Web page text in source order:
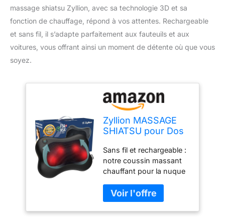
massage shiatsu Zyllion, avec sa technologie 3D et sa
fonction de chauffage, répond à vos attentes. Rechargeable
et sans fil, il s’adapte parfaitement aux fauteuils et aux
voitures, vous offrant ainsi un moment de détente où que vous
soyez.
Zyllion MASSAGE
SHIATSU pour Dos
COUSSIN
MASSAGE 3D
Rechargeable avec
Chauffage pour Mal
De Dos, Muscules,
Fauteuils et
Voitures (Sans Fil) -
Sans fil et rechargeable :
notre coussin massant
chauffant pour la nuque
batterie lithium-ion
rechargeable
garantissant une durée